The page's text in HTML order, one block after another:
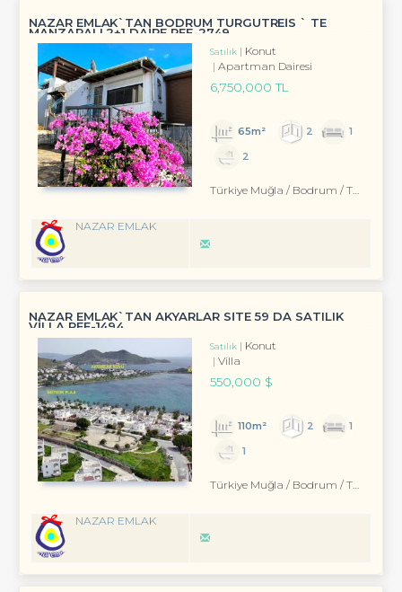
NAZAR EMLAK`TAN BODRUM TURGUTREİS ` TE
MANZARALI 2+1 DAİRE REF-2749
Satılık
Konut
Apartman Dairesi
6,750,000 TL
65m² 2
1
2
Türkiye Muğla / Bodrum / Turgutreis
NAZAR EMLAK
NAZAR EMLAK`TAN AKYARLAR SİTE 59 DA SATILIK
VİLLA REF-1494
Satılık
Konut
Villa
550,000 $
110m² 2
1
1
Türkiye Muğla / Bodrum / Turgutreis
NAZAR EMLAK